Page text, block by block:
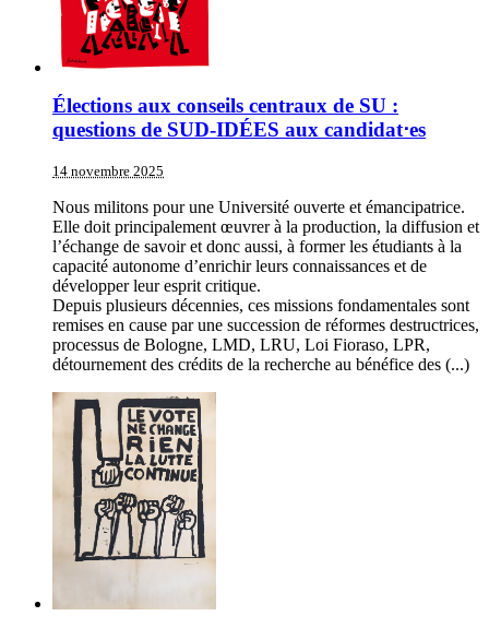
Élections aux conseils centraux de SU :
questions de SUD-IDÉES aux candidat⋅es
14 novembre 2025
Nous militons pour une Université ouverte et émancipatrice.
Elle doit principalement œuvrer à la production, la diffusion et
l’échange de savoir et donc aussi, à former les étudiants à la
capacité autonome d’enrichir leurs connaissances et de
développer leur esprit critique.
Depuis plusieurs décennies, ces missions fondamentales sont
remises en cause par une succession de réformes destructrices,
processus de Bologne, LMD, LRU, Loi Fioraso, LPR,
détournement des crédits de la recherche au bénéfice des (...)